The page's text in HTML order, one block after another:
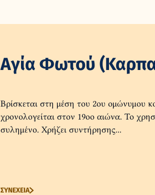
Αγία Φωτού
Βρίσκεται στη μέση του 2ου ομώνυμου
χρονολογείται στον 19οο αιώνα. Το
συλημένο. Χρήζει συντήρησης...
ΣΥΝΕΧΕΙΑ